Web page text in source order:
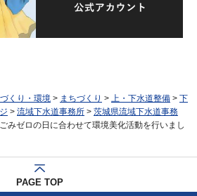
くり・環境 > まちづくり > 上・下水道整備 > 下
> 流域下水道事務所 > 茨城県流域下水道事務
みゼロの日に合わせて環境美化活動を行いまし
PAGE TOP